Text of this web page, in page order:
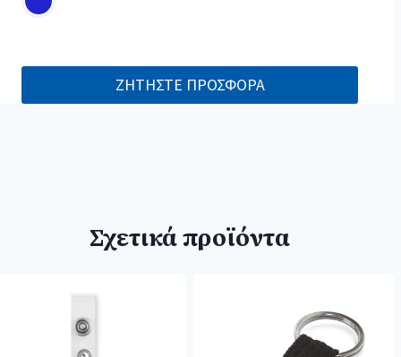
ΖΗΤΗΣΤΕ ΠΡΟΣΦΟΡΑ
Σχετικά προϊόντα